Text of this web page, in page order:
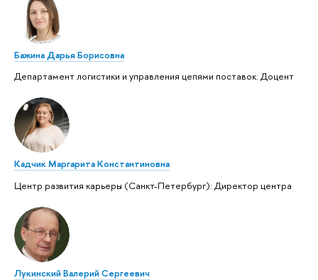
Бажина Дарья Борисовна
Департамент логистики и управления цепями поставок: Доцент
Кадчик Маргарита Константиновна
Центр развития карьеры (Санкт-Петербург): Директор центра
Лукинский Валерий Сергеевич